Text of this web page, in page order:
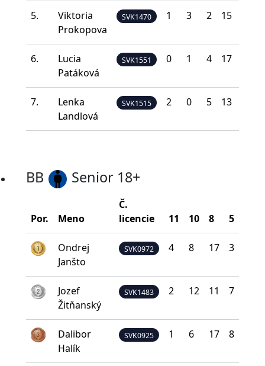
5.
Viktoria
Prokopova
SVK1470 1 3 2 15
6.
Lucia
Patáková
SVK1551 0 1 4 17
7.
Lenka
Landlová
SVK1515 2 0 5 13
BB Senior 18+
Por. Meno
Č.
licencie
11 10 8 5
Ondrej
Janšto
SVK0972 4 8 17 3
Jozef
Žitňanský
SVK1483 2 12 11 7
Dalibor
Halík
SVK0925 1 6 17 8